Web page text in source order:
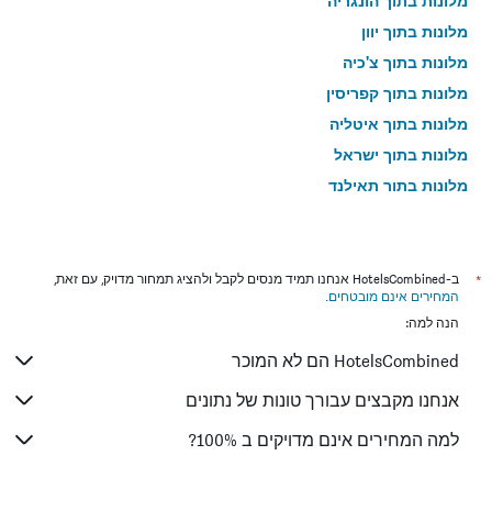
מלונות בתוך יוון
מלונות בתוך צ'כיה
מלונות בתוך קפריסין
מלונות בתוך איטליה
מלונות בתוך ישראל
מלונות בתוך תאילנד
*
ב-HotelsCombined אנחנו תמיד מנסים לקבל ולהציג תמחור מדויק, עם זאת,
המחירים אינם מובטחים.
הנה למה:
HotelsCombined הם לא המוכר
אנחנו מקבצים עבורך טונות של נתונים
למה המחירים אינם מדויקים ב 100%?